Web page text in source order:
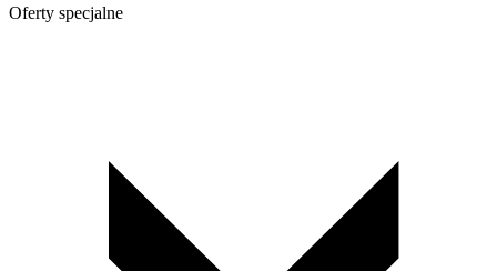
Oferty specjalne